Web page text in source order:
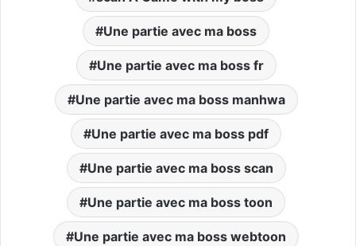
Une partie avec ma boss
Une partie avec ma boss fr
Une partie avec ma boss manhwa
Une partie avec ma boss pdf
Une partie avec ma boss scan
Une partie avec ma boss toon
Une partie avec ma boss webtoon